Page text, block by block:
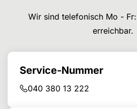
Wir sind telefonisch Mo -
erreichbar.
Service-Nummer
040 380 13 222